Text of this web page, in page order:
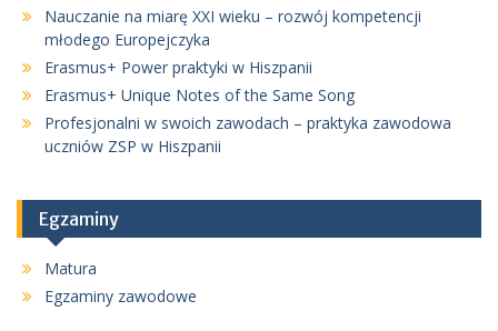
Nauczanie na miarę XXI wieku – rozwój kompetencji
młodego Europejczyka
Erasmus+ Power praktyki w Hiszpanii
Erasmus+ Unique Notes of the Same Song
Profesjonalni w swoich zawodach – praktyka zawodowa
uczniów ZSP w Hiszpanii
Egzaminy
Matura
Egzaminy zawodowe